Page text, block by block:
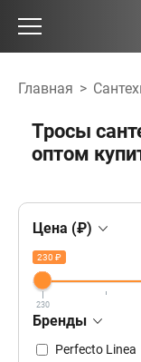
Главная >
Тросы
оптом
Цена (₽)
230 ₽
230
Бренды
Perfecto Linea